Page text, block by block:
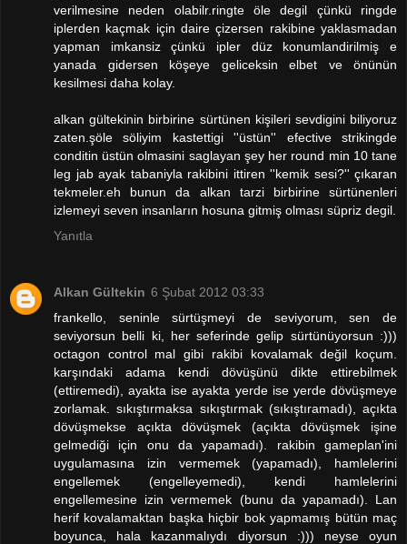
verilmesine neden olabilr.ringte öle degil çünkü ringde
iplerden kaçmak için daire çizersen rakibine yaklasmadan
yapman imkansiz çünkü ipler düz konumlandirilmiş e
yanada gidersen köşeye geliceksin elbet ve önünün
kesilmesi daha kolay.
alkan gültekinin birbirine sürtünen kişileri sevdigini biliyoruz
zaten.şöle söliyim kastettigi ''üstün'' efective strikingde
conditin üstün olmasini saglayan şey her round min 10 tane
leg jab ayak tabaniyla rakibini ittiren ''kemik sesi?'' çıkaran
tekmeler.eh bunun da alkan tarzi birbirine sürtünenleri
izlemeyi seven insanların hosuna gitmiş olması süpriz degil.
Yanıtla
Alkan Gültekin 6 Şubat 2012 03:33
frankello, seninle sürtüşmeyi de seviyorum, sen de
seviyorsun belli ki, her seferinde gelip sürtünüyorsun :)))
octagon control mal gibi rakibi kovalamak değil koçum.
karşındaki adama kendi dövüşünü dikte ettirebilmek
(ettiremedi), ayakta ise ayakta yerde ise yerde dövüşmeye
zorlamak. sıkıştırmaksa sıkıştırmak (sıkıştıramadı), açıkta
dövüşmekse açıkta dövüşmek (açıkta dövüşmek işine
gelmediği için onu da yapamadı). rakibin gameplan'ini
uygulamasına izin vermemek (yapamadı), hamlelerini
engellemek (engelleyemedi), kendi hamlelerini
engellemesine izin vermemek (bunu da yapamadı). Lan
herif kovalamaktan başka hiçbir bok yapmamış bütün maç
boyunca, hala kazanmalıydı diyorsun :))) neyse oyun